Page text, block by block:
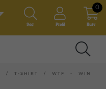
Søg Profil Kurv
0
/ T-SHIRT / WTF - WIN